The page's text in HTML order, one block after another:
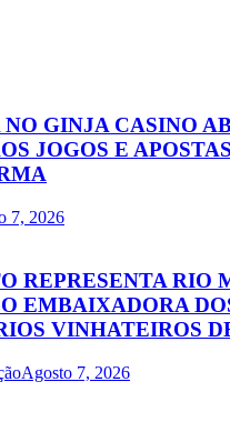
GINJA CASINO
JOGOS E
7, 2026
REPRESENTA RIO
EMBAIXADORA
VINHATEIROS
Agosto 7, 2026